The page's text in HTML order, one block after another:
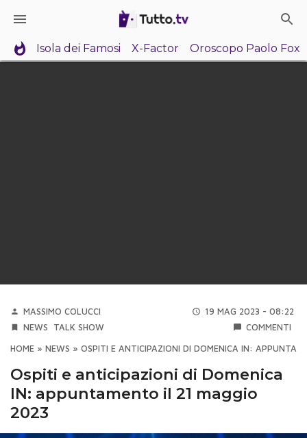
Isola dei Famosi X-Factor Oroscopo Paolo Fox
MASSIMO COLUCCI
19 MAG 2023 - 08:22
NEWS
TALK SHOW COMMENTI
HOME » NEWS » OSPITI E ANTICIPAZIONI DI DOMENICA IN:
Ospiti e anticipazioni di Domenica
IN: appuntamento il 21 maggio
2023